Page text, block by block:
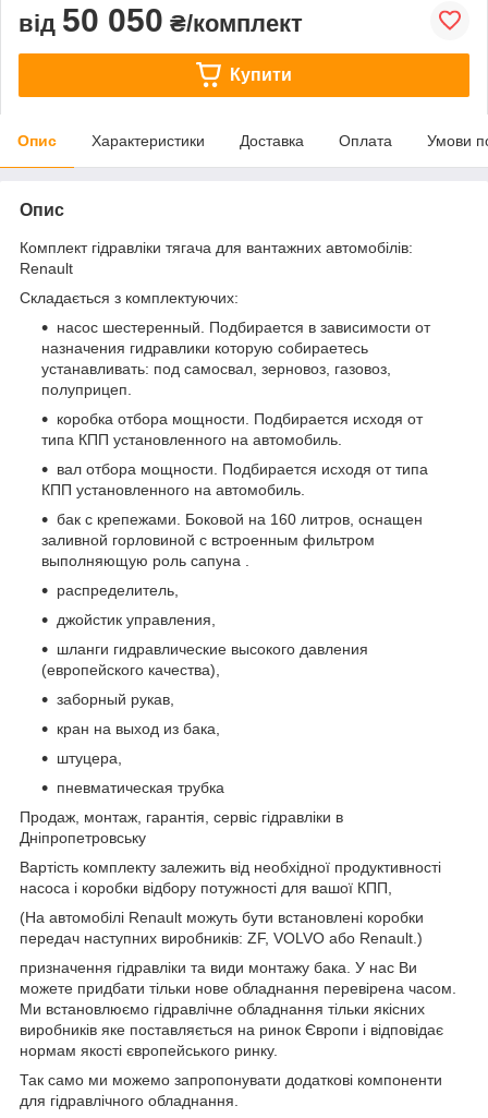
від 50 050 ₴/комплект
Купити
Опис Характеристики Доставка Оплата Умови
Опис
Комплект гідравліки тягача для вантажних автомобілів:
Renault
Складається з комплектуючих:
насос шестеренный. Подбирается в зависимости от
назначения гидравлики которую собираетесь
устанавливать: под самосвал, зерновоз, газовоз,
полуприцеп.
коробка отбора мощности. Подбирается исходя от
типа КПП установленного на автомобиль.
вал отбора мощности. Подбирается исходя от типа
КПП установленного на автомобиль.
бак с крепежами. Боковой на 160 литров, оснащен
заливной горловиной с встроенным фильтром
выполняющую роль сапуна .
распределитель,
джойстик управления,
шланги гидравлические высокого давления
(европейского качества),
заборный рукав,
кран на выход из бака,
штуцера,
пневматическая трубка
Продаж, монтаж, гарантія, сервіс гідравліки в
Дніпропетровську
Вартість комплекту залежить від необхідної продуктивності
насоса і коробки відбору потужності для вашої КПП,
(На автомобілі Renault можуть бути встановлені коробки
передач наступних виробників: ZF, VOLVO або Renault.)
призначення гідравліки та види монтажу бака. У нас Ви
можете придбати тільки нове обладнання перевірена часом.
Ми встановлюємо гідравлічне обладнання тільки якісних
виробників яке поставляється на ринок Європи і відповідає
нормам якості європейського ринку.
Так само ми можемо запропонувати додаткові компоненти
для гідравлічного обладнання.